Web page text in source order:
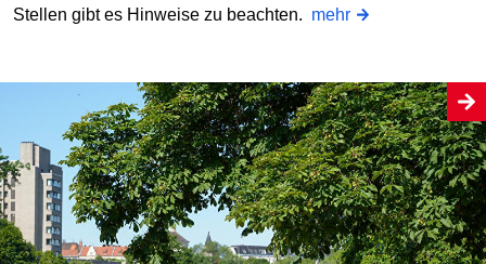
Stellen gibt es Hinweise zu beachten. mehr